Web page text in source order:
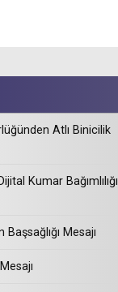
Atlı Binicilik
Kumar Bağımlılığı
Mesajı